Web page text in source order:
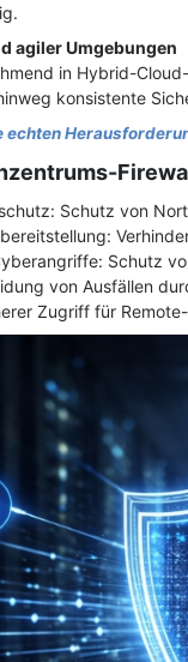
agiler Umgebungen
in Hybrid-
konsistente
echten
Schutz von
Schutz
von Ausfällen
Zugriff für